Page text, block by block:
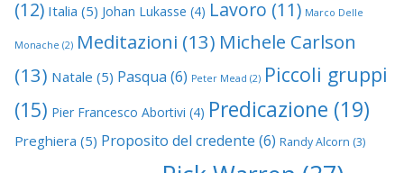
(12) Italia (5) Johan Lukasse (4) Lavoro (11) Marco Delle
Monache (2) Meditazioni (13) Michele Carlson
(13) Natale (5) Pasqua (6) Peter Mead (2) Piccoli gruppi
(15) Pier Francesco Abortivi (4) Predicazione (19)
Preghiera (5) Proposito del credente (6) Randy Alcorn (3)